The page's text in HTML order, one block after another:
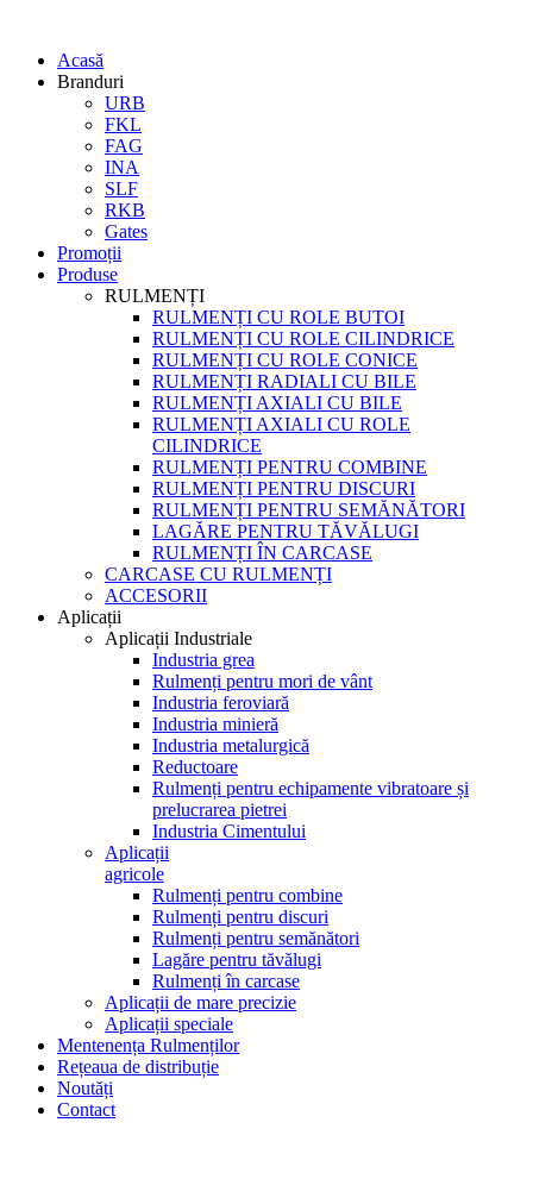
Acasă
Branduri
URB
FKL
FAG
INA
SLF
RKB
Gates
Promoții
Produse
RULMENȚI
RULMENȚI CU ROLE BUTOI
RULMENȚI CU ROLE CILINDRICE
RULMENȚI CU ROLE CONICE
RULMENȚI RADIALI CU BILE
RULMENȚI AXIALI CU BILE
RULMENȚI AXIALI CU ROLE
CILINDRICE
RULMENȚI PENTRU COMBINE
RULMENȚI PENTRU DISCURI
RULMENȚI PENTRU SEMĂNĂTORI
LAGĂRE PENTRU TĂVĂLUGI
RULMENȚI ÎN CARCASE
CARCASE CU RULMENȚI
ACCESORII
Aplicații
Aplicații Industriale
Industria grea
Rulmenți pentru mori de vânt
Industria feroviară
Industria minieră
Industria metalurgică
Reductoare
Rulmenți pentru echipamente vibratoare și
prelucrarea pietrei
Industria Cimentului
Aplicații
agricole
Rulmenți pentru combine
Rulmenți pentru discuri
Rulmenți pentru semănători
Lagăre pentru tăvălugi
Rulmenți în carcase
Aplicații de mare precizie
Aplicații speciale
Mentenența Rulmenților
Rețeaua de distribuție
Noutăți
Contact